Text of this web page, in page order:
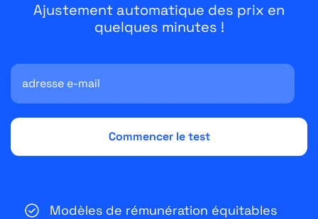
Ajustement automatique des prix en
quelques minutes !
Modèles de rémunération équitables